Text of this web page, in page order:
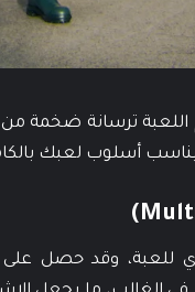
اللعبة ترسانة ضخمة
أسلوب لعبك
للعبة، وقد حصل